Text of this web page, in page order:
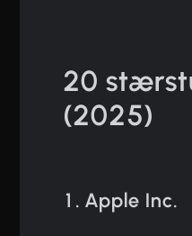
20
(2025)
1. Apple Inc.